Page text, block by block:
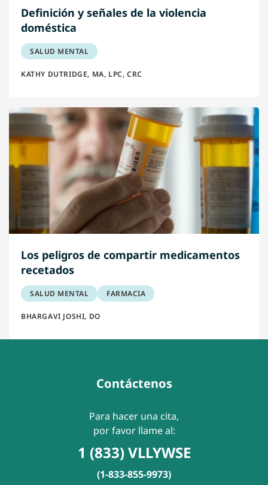
Definición y señales de la violencia
doméstica
SALUD MENTAL
KATHY DUTRIDGE, MA, LPC, CRC
Los peligros de compartir medicamentos
recetados
SALUD MENTAL FARMACIA
BHARGAVI JOSHI, DO
Contáctenos
Para hacer una cita,
por favor llame al:
1 (833) VLLYWSE
(1-833-855-9973)